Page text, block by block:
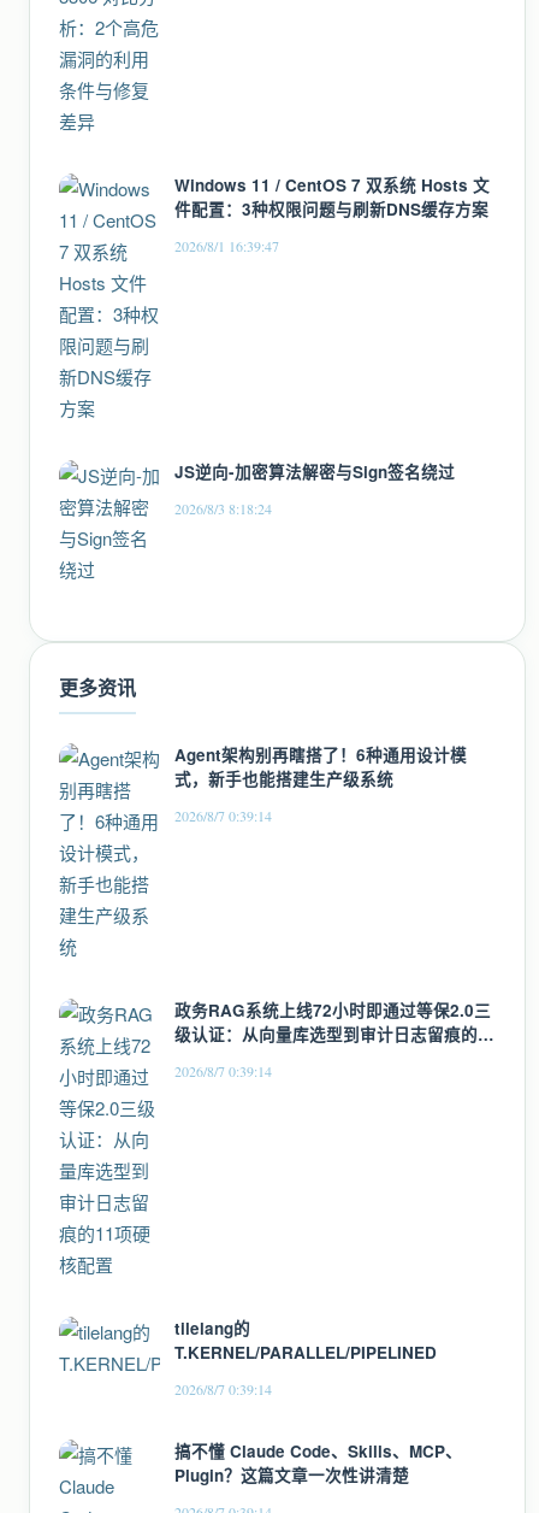
Windows 11 / CentOS 7 双系统 Hosts 文
件配置：3种权限问题与刷新DNS缓存方案
2026/8/1 16:39:47
JS逆向-加密算法解密与Sign签名绕过
2026/8/3 8:18:24
更多资讯
Agent架构别再瞎搭了！6种通用设计模
式，新手也能搭建生产级系统
2026/8/7 0:39:14
政务RAG系统上线72小时即通过等保2.0三
级认证：从向量库选型到审计日志留痕的
2026/8/7 0:39:14
tilelang的
T.KERNEL/PARALLEL/PIPELINED
2026/8/7 0:39:14
搞不懂 Claude Code、Skills、MCP、
Plugin？这篇文章一次性讲清楚